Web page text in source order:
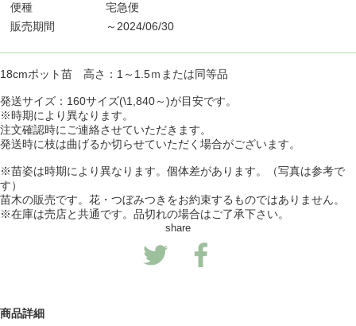
便種
宅急便
販売期間
～2024/06/30
18cmポット苗 高さ：1～1.5ｍまたは同等品
発送サイズ：160サイズ(\1,840～)が目安です。
※時期により異なります。
注文確認時にご連絡させていただきます。
発送時に枝は曲げるか切らせていただく場合がございます。
※苗姿は時期により異なります。個体差があります。（写真は参考で
す）
苗木の販売です。花・つぼみつきをお約束するものではありません。
※在庫は売店と共通です。品切れの場合はご了承下さい。
share
商品詳細